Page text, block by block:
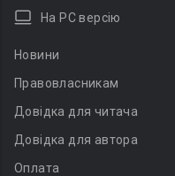
На PC версію
Новини
Правовласникам
Довідка для читача
Довідка для автора
Оплата